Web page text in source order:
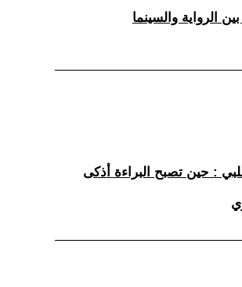
: حين تصبح البراءة أذكى